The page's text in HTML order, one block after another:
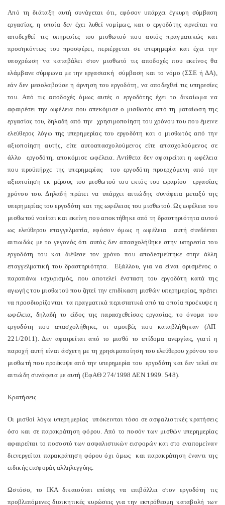
Από τη διάταξη αυτή συνάγεται ότι, εφόσον υπάρχει έγκυρη σύμβαση
εργασίας, η οποία δεν έχει λυθεί νομίμως, και ο εργοδότης αρνείται να
αποδεχθεί τις υπηρεσίες του μισθωτού που αυτός πραγματικώς και
προσηκόντως του προσφέρει, περιέρχεται σε υπερημερία και έχει την
υποχρέωση να καταβάλει στον μισθωτό τις αποδοχές που εκείνος θα
ελάμβανε σύμφωνα με την εργασιακή σύμβαση και το νόμο (ΣΣΕ ή ΔΑ),
εάν δεν μεσολαβούσε η άρνηση του εργοδότη, να αποδεχθεί τις υπηρεσίες
του. Από τις αποδοχές όμως αυτές ο εργοδότης έχει το δικαίωμα να
αφαιρέσει την ωφέλεια που απεκόμισε ο μισθωτός από τη ματαίωση της
εργασίας του, δηλαδή από την χρησιμοποίηση του χρόνου του που έμεινε
ελεύθερος λόγω της υπερημερίας του εργοδότη και ο μισθωτός από την
αξιοποίηση αυτής, είτε αυτοαπασχολούμενος είτε απασχολούμενος σε
άλλο εργοδότη, αποκόμισε ωφέλεια. Αντίθετα δεν αφαιρείται η ωφέλεια
που προϋπήρχε της υπερημερίας του εργοδότη προερχόμενη από την
αξιοποίηση εκ μέρους του μισθωτού του εκτός του ωραρίου εργασίας
χρόνου του. Δηλαδή πρέπει να υπάρχει αιτιώδης συνάφεια μεταξύ της
υπερημερίας του εργοδότη και της ωφέλειας του μισθωτού. Ως ωφέλεια του
μισθωτού νοείται και εκείνη που αποκτήθηκε από τη δραστηριότητα αυτού
ως ελεύθερου επαγγελματία, εφόσον όμως η ωφέλεια αυτή συνδέεται
αιτιωδώς με το γεγονός ότι αυτός δεν απασχολήθηκε στην υπηρεσία του
εργοδότη του και διέθεσε τον χρόνο που αποδεσμεύτηκε στην άλλη
επαγγελματική του δραστηριότητα. Εξάλλου, για να είναι ορισμένος ο
παραπάνω ισχυρισμός, που αποτελεί ένσταση του εργοδότη κατά της
αγωγής του μισθωτού που ζητεί την επιδίκαση μισθών υπερημερίας, πρέπει
να προσδιορίζονται τα πραγματικά περιστατικά από τα οποία προέκυψε η
ωφέλεια, δηλαδή το είδος της παρασχεθείσας εργασίας, το όνομα του
εργοδότη που απασχολήθηκε, οι αμοιβές που καταβλήθηκαν (ΑΠ
221/2011). Δεν αφαιρείται από το μισθό το επίδομα ανεργίας, γιατί η
παροχή αυτή είναι άσχετη με τη χρησιμοποίηση του ελεύθερου χρόνου του
μισθωτή που προέκυψε από την υπερημερία του εργοδότη και δεν τελεί σε
αιτιώδη συνάφεια με αυτή (ΕφΑΘ 274/1998 ΔΕΝ 1999. 548).
Κρατήσεις
Οι μισθοί λόγω υπερημερίας υπόκεινται τόσο σε ασφαλιστικές κρατήσεις
όσο και σε παρακράτηση φόρου. Από το ποσόν των μισθών υπερημερίας
αφαιρείται το ποσοστό των ασφαλιστικών εισφορών και στο εναπομείναν
διενεργείται παρακράτηση φόρου όχι όμως και παρακράτηση έναντι της
ειδικής εισφοράς αλληλεγγύης.
Ωστόσο, το ΙΚΑ δικαιούται επίσης να επιβάλλει στον εργοδότη τις
προβλεπόμενες διοικητικές κυρώσεις για την εκπρόθεσμη καταβολή των